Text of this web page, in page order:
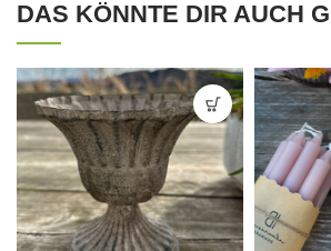
DAS KÖNNTE DIR AUCH